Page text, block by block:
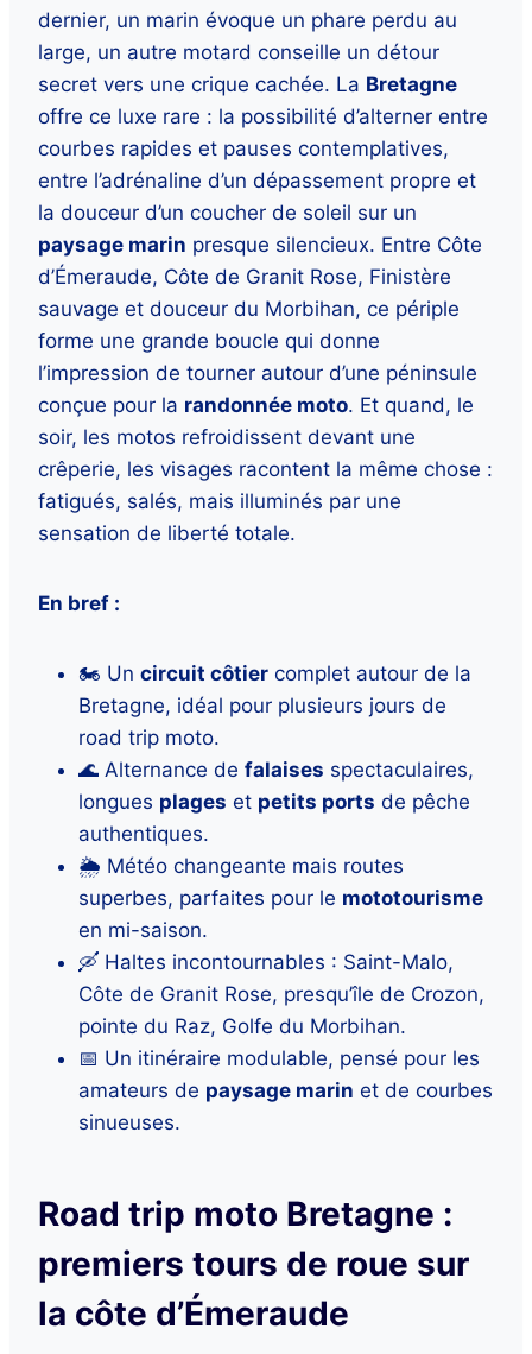
dernier, un marin évoque un phare perdu au
large, un autre motard conseille un détour
secret vers une crique cachée. La Bretagne
offre ce luxe rare : la possibilité d’alterner entre
courbes rapides et pauses contemplatives,
entre l’adrénaline d’un dépassement propre et
la douceur d’un coucher de soleil sur un
paysage marin presque silencieux. Entre Côte
d’Émeraude, Côte de Granit Rose, Finistère
sauvage et douceur du Morbihan, ce périple
forme une grande boucle qui donne
l’impression de tourner autour d’une péninsule
conçue pour la randonnée moto. Et quand, le
soir, les motos refroidissent devant une
crêperie, les visages racontent la même chose :
fatigués, salés, mais illuminés par une
sensation de liberté totale.
En bref :
🏍️ Un circuit côtier complet autour de la
Bretagne, idéal pour plusieurs jours de
road trip moto.
🌊 Alternance de falaises spectaculaires,
longues plages et petits ports de pêche
authentiques.
🌦️ Météo changeante mais routes
superbes, parfaites pour le mototourisme
en mi-saison.
🛶 Haltes incontournables : Saint-Malo,
Côte de Granit Rose, presqu’île de Crozon,
pointe du Raz, Golfe du Morbihan.
📅 Un itinéraire modulable, pensé pour les
amateurs de paysage marin et de courbes
sinueuses.
Road trip moto Bretagne :
premiers tours de roue sur
la côte d’Émeraude